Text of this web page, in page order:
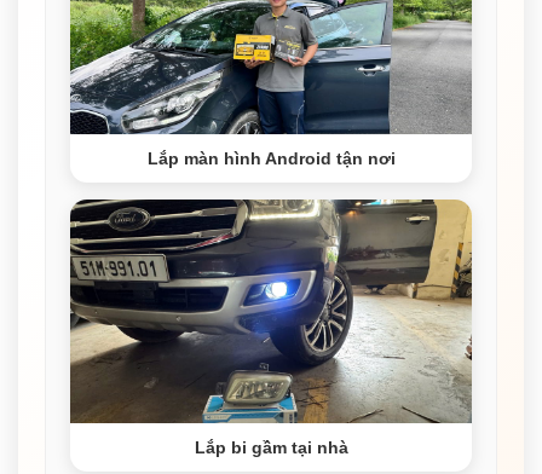
Lắp màn hình Android tận nơi
Lắp bi gầm tại nhà